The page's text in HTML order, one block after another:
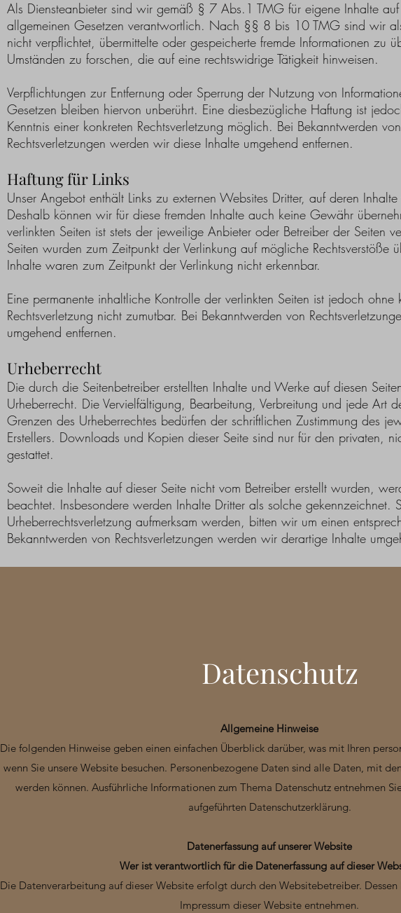
Als Diensteanbieter sind wir gemäß § 7 Abs.1 TMG für eigene Inhalte
allgemeinen Gesetzen verantwortlich. Nach §§ 8 bis 10 TMG sind wir
nicht verpflichtet, übermittelte oder gespeicherte fremde Informationen zu
Umständen zu forschen, die auf eine rechtswidrige Tätigkeit hinweisen.
Verpflichtungen zur Entfernung oder Sperrung der Nutzung von
Gesetzen bleiben hiervon unberührt. Eine diesbezügliche Haftung ist
Kenntnis einer konkreten Rechtsverletzung möglich. Bei Bekanntwerden
Rechtsverletzungen werden wir diese Inhalte umgehend entfernen.
Haftung für Links
Unser Angebot enthält Links zu externen Websites Dritter, auf deren
Deshalb können wir für diese fremden Inhalte auch keine Gewähr
verlinkten Seiten ist stets der jeweilige Anbieter oder Betreiber der Seiten
Seiten wurden zum Zeitpunkt der Verlinkung auf mögliche Rechtsverstöße
Inhalte waren zum Zeitpunkt der Verlinkung nicht erkennbar.
Eine permanente inhaltliche Kontrolle der verlinkten Seiten ist jedoch ohne
Rechtsverletzung nicht zumutbar. Bei Bekanntwerden von
umgehend entfernen.
Urheberrecht
Die durch die Seitenbetreiber erstellten Inhalte und Werke auf diesen
Urheberrecht. Die Vervielfältigung, Bearbeitung, Verbreitung und jede Art
Grenzen des Urheberrechtes bedürfen der schriftlichen Zustimmung des
Erstellers. Downloads und Kopien dieser Seite sind nur für den privaten,
gestattet.
Soweit die Inhalte auf dieser Seite nicht vom Betreiber erstellt wurden,
beachtet. Insbesondere werden Inhalte Dritter als solche gekennzeichnet.
Urheberrechtsverletzung aufmerksam werden, bitten wir um einen
Bekanntwerden von Rechtsverletzungen werden wir derartige Inhalte
Datenschutz
Allgemeine Hinweise
Die folgenden Hinweise geben einen einfachen Überblick darüber, was mit Ihren
wenn Sie unsere Website besuchen. Personenbezogene Daten sind alle Daten, mit
werden können. Ausführliche Informationen zum Thema Datenschutz entnehmen
aufgeführten Datenschutzerklärung.
Datenerfassung auf unserer Website
Wer ist verantwortlich für die Datenerfassung auf dieser
Die Datenverarbeitung auf dieser Website erfolgt durch den Websitebetreiber.
Impressum dieser Website entnehmen.